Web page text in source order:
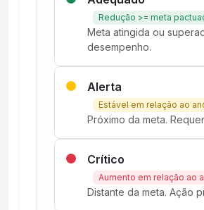
Redução >= meta
Meta atingida ou
desempenho.
Alerta
Estável em relação ao
Próximo da meta.
Crítico
Aumento em relação ao
Distante da meta. Ação